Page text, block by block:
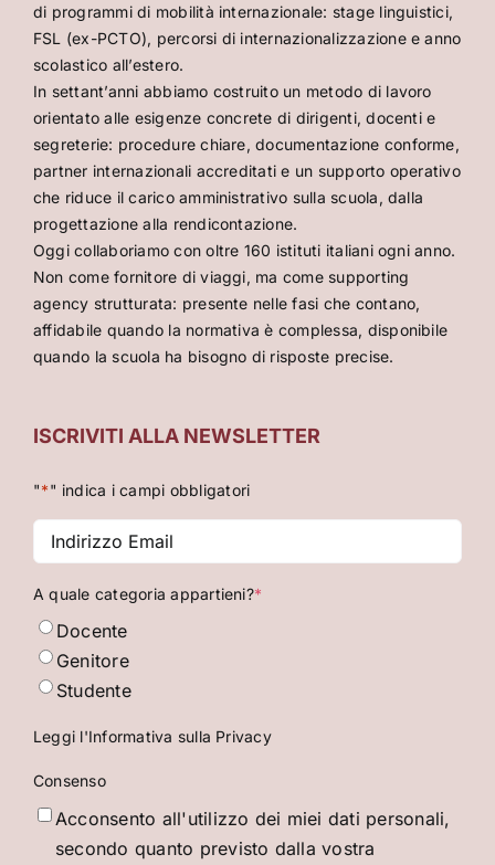
di programmi di mobilità internazionale: stage linguistici,
FSL (ex-PCTO), percorsi di internazionalizzazione e anno
scolastico all’estero.
In settant’anni abbiamo costruito un metodo di lavoro
orientato alle esigenze concrete di dirigenti, docenti e
segreterie: procedure chiare, documentazione conforme,
partner internazionali accreditati e un supporto operativo
che riduce il carico amministrativo sulla scuola, dalla
progettazione alla rendicontazione.
Oggi collaboriamo con oltre 160 istituti italiani ogni anno.
Non come fornitore di viaggi, ma come supporting
agency strutturata: presente nelle fasi che contano,
affidabile quando la normativa è complessa, disponibile
quando la scuola ha bisogno di risposte precise.
ISCRIVITI ALLA NEWSLETTER
"*" indica i campi obbligatori
Indirizzo
Email*
A quale categoria appartieni?*
Docente
Genitore
Studente
Leggi l'Informativa sulla Privacy
Consenso
Acconsento all'utilizzo dei miei dati personali,
secondo quanto previsto dalla vostra